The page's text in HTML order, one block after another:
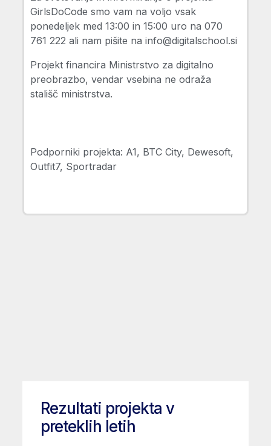
GirlsDoCode smo vam na voljo vsak
ponedeljek med 13:00 in 15:00 uro na 070
761 222 ali nam pišite na info@digitalschool.si
Projekt financira Ministrstvo za digitalno
preobrazbo, vendar vsebina ne odraža
stališč ministrstva.
Podporniki projekta: A1, BTC City, Dewesoft,
Outfit7, Sportradar
Rezultati projekta v
preteklih letih